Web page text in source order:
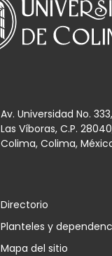
Av. Universidad No. 333,
Las Víboras, C.P.
Colima, Colima,
Directorio
Planteles y
Mapa del sitio